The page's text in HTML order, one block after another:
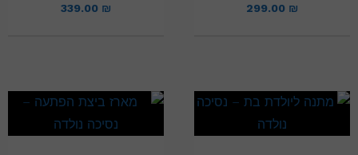
299.00 ₪
339.00 ₪